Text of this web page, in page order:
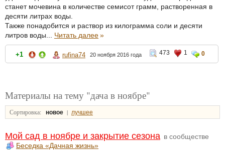
станет мочевина в количестве семисот грамм, растворенная в
десяти литрах воды.
Также понадобится и раствор из килограмма соли и десяти
литров воды... Читать далее»
+1 rufina74 20 ноября 2016 года 473 1 0
Материалы на тему "дача в ноябре"
Сортировка: новое | лучшее
Мой сад в ноябре и закрытие сезона в сообществе
Беседка «Дачная жизнь»